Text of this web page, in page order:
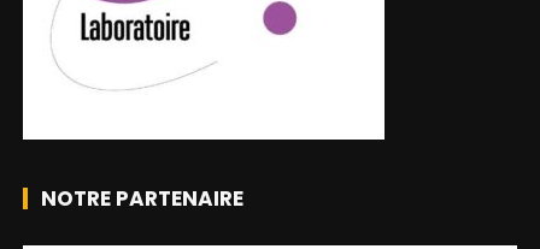
NOTRE PARTENAIRE